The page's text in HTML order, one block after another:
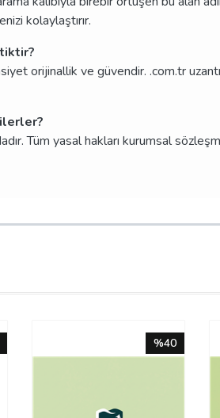
kolaylaştırır.
orijinallik ve güvendir. .com.tr
Tüm yasal hakları kurumsal
%40